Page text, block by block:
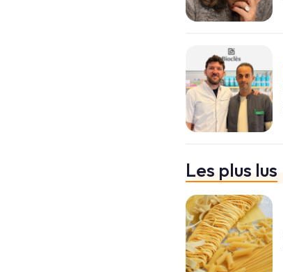
Les plus lus